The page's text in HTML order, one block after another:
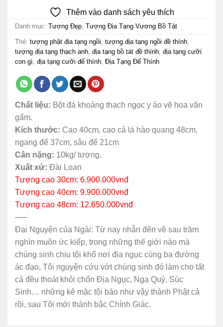
Thêm vào danh sách yêu thích
Danh mục: Tượng Đẹp Tượng Địa Tạng Vương Bồ Tát
Thẻ: tượng phật địa tạng ngồi tượng địa tạng ngồi đề thính
tượng địa tạng thạch anh địa tạng bồ tát đề thính địa tạng cưỡi
con gì địa tạng cưỡi đế thính Địa Tạng Đế Thính
Chất liệu: Bột đá khoáng thạch ngọc y áo vẽ hoa văn
gấm.
Kích thước: Cao 40cm, cao cả lá hào quang 48cm,
ngang đế 37cm, sâu đế 21cm
Cân nặng: 10kg/ tượng.
Xuất xứ: Đài Loan
Tượng cao 30cm: 6.900.000vnđ
Tượng cao 40cm: 9.900.000vnđ
Tượng cao 48cm: 12.650.000vnđ
—–
Đại Nguyện của Ngài: Từ nay nhẫn đến về sau trăm
nghìn muôn ức kiếp, trong những thế giới nào mà
chúng sinh chịu tội khổ nơi địa ngục cùng ba đường
ác đạo, Tôi nguyện cứu vớt chúng sinh đó làm cho tất
cả đều thoát khỏi chốn Địa Ngục, Ngạ Quỷ, Súc
Sinh… những kẻ mặc tội báo như vậy thành Phật cả
rồi, sau Tôi mới thành bậc Chính Giác.